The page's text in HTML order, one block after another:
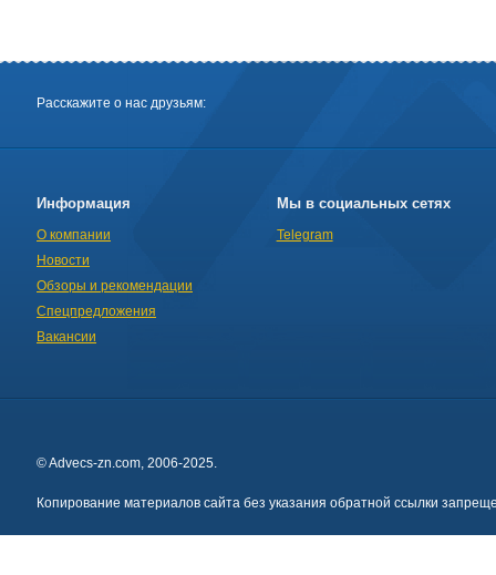
Расскажите о нас друзьям:
Информация
О компании
Новости
Обзоры и рекомендации
Спецпредложения
Вакансии
Мы в социальных сетях
Telegram
© Advecs-zn.com, 2006-2025.
Копирование материалов сайта без указания обратной ссылки